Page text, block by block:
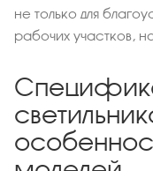
не только для
рабочих участков,